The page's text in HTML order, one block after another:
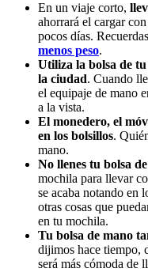
En un viaje corto,
ahorrará el cargar
pocos días.
menos peso.
Utiliza la bolsa de
la ciudad. Cuando
el equipaje de mano
a la vista.
El monedero, el
en los bolsillos.
mano.
No llenes tu bolsa
mochila para llevar
se acaba notando en
otras cosas que
en tu mochila.
Tu bolsa de mano
dijimos hace tiempo,
será más cómoda de